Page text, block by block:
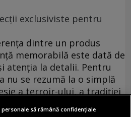
exclusiviste pentru
dintre un produs
memorabilă este dată de
atenția la detalii. Pentru
nu se rezumă la o simplă
a terroir-ului, a tradiției
să rămână confidențiale